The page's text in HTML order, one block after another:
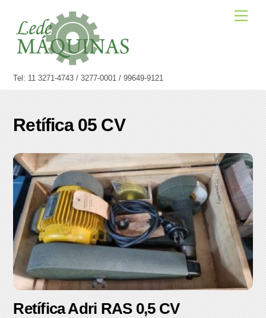
content
Tel: 11 3271-4743 / 3277-0001 / 99649-9121
Retífica 05 CV
Retífica Adri RAS 0,5 CV